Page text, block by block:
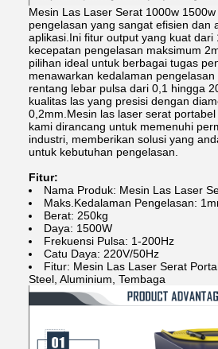
Mesin Las Laser Serat 1000w
pengelasan yang sangat efisien dan
aplikasi.Ini fitur output yang kuat dari
kecepatan pengelasan maksimum
pilihan ideal untuk berbagai tugas
menawarkan kedalaman
rentang lebar pulsa dari 0,1 hingga
kualitas las yang presisi dengan
0,2mm.Mesin las laser serat
kami dirancang untuk memenuhi
industri, memberikan solusi yang
untuk kebutuhan pengelasan.
Fitur:
Nama Produk: Mesin Las Laser
Maks.Kedalaman Pengelasan:
Berat: 250kg
Daya: 1500W
Frekuensi Pulsa: 1-200Hz
Catu Daya: 220V/50Hz
Fitur: Mesin Las Laser Serat
Steel, Aluminium, Tembaga